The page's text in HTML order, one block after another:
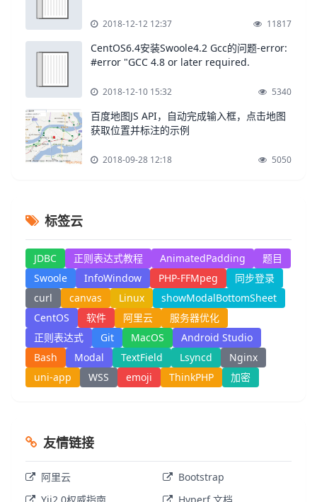
2018-12-12 12:37 11817
CentOS6.4安装Swoole4.2 Gcc的问题-error:
#error "GCC 4.8 or later required.
2018-12-10 15:32 5340
百度地图JS API，自动完成输入框，点击地图
获取位置并标注的示例
2018-09-28 12:18 5050
标签云
JDBC 正则表达式教程 AnimatedPadding
题目
Swoole
InfoWindow PHP-FFMpeg
同步登录
curl
canvas Linux
showModalBottomSheet
CentOS
软件 阿里云
服务器优化
正则表达式
Git MacOS
Android Studio
Bash
Modal TextField Lsyncd
Nginx
uni-app
WSS emoji ThinkPHP 加密
友情链接
阿里云
Bootstrap